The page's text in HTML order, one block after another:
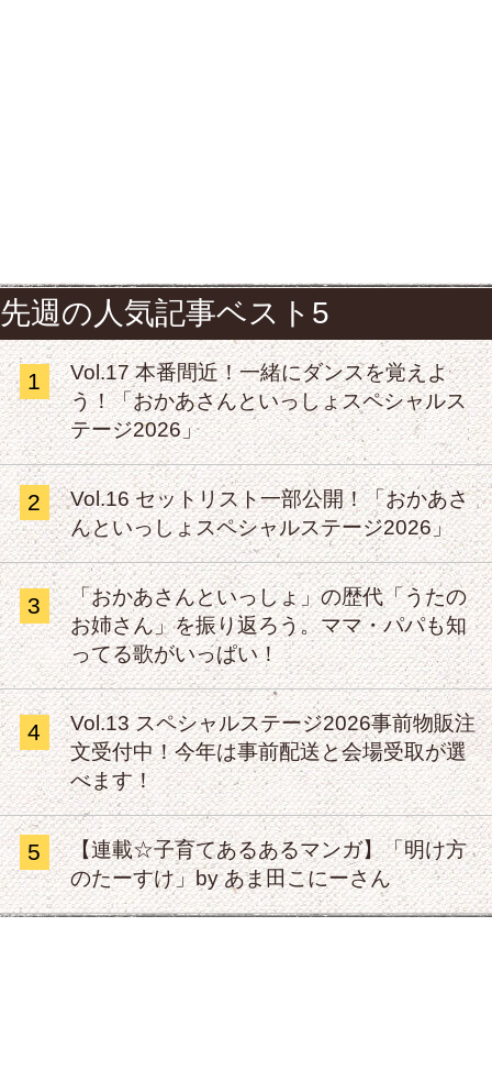
先週の人気記事ベスト5
1
Vol.17 本番間近！一緒にダンスを覚えよ
う！「おかあさんといっしょスペシャルス
テージ2026」
2
Vol.16 セットリスト一部公開！「おかあさ
んといっしょスペシャルステージ2026」
3
「おかあさんといっしょ」の歴代「うたの
お姉さん」を振り返ろう。ママ・パパも知
ってる歌がいっぱい！
4
Vol.13 スペシャルステージ2026事前物販注
文受付中！今年は事前配送と会場受取が選
べます！
5
【連載☆子育てあるあるマンガ】「明け方
のたーすけ」by あま田こにーさん